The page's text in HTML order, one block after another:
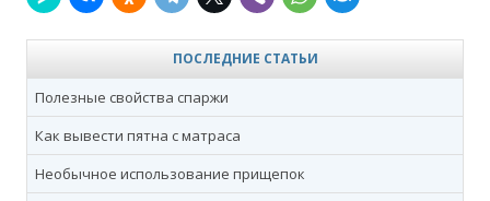
ПОСЛЕДНИЕ СТАТЬИ
Полезные свойства спаржи
Как вывести пятна с матраса
Необычное использование прищепок